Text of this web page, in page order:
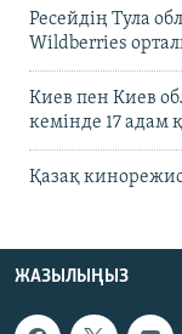
Ресейдің Тула
Wildberries
Киев пен Киев
кемінде 17 адам
Қазақ
ЖАЗЫЛЫҢЫЗ